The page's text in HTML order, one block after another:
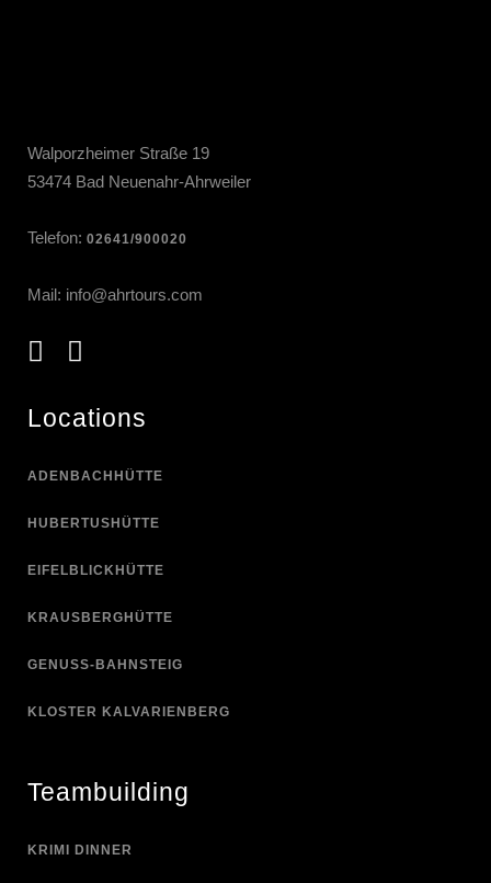
Walporzheimer Straße 19
53474 Bad Neuenahr-Ahrweiler
Telefon: 02641/900020
Mail: info@ahrtours.com
Locations
ADENBACHHÜTTE
HUBERTUSHÜTTE
EIFELBLICKHÜTTE
KRAUSBERGHÜTTE
GENUSS-BAHNSTEIG
KLOSTER KALVARIENBERG
Teambuilding
KRIMI DINNER